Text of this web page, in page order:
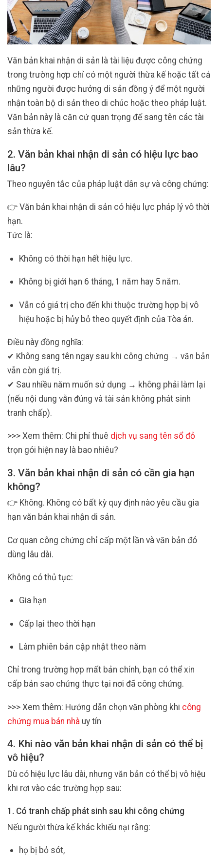
Văn bản khai nhận di sản là tài liệu được công chứng
trong trường hợp chỉ có một người thừa kế hoặc tất cả
những người được hưởng di sản đồng ý để một người
nhận toàn bộ di sản theo di chúc hoặc theo pháp luật.
Văn bản này là căn cứ quan trọng để sang tên các tài
sản thừa kế.
2. Văn bản khai nhận di sản có hiệu lực bao
lâu?
Theo nguyên tắc của pháp luật dân sự và công chứng:
👉 Văn bản khai nhận di sản có hiệu lực pháp lý vô thời
hạn.
Tức là:
Không có thời hạn hết hiệu lực.
Không bị giới hạn 6 tháng, 1 năm hay 5 năm.
Vẫn có giá trị cho đến khi thuộc trường hợp bị vô
hiệu hoặc bị hủy bỏ theo quyết định của Tòa án.
Điều này đồng nghĩa:
✔ Không sang tên ngay sau khi công chứng → văn bản
vẫn còn giá trị.
✔ Sau nhiều năm muốn sử dụng → không phải làm lại
(nếu nội dung vẫn đúng và tài sản không phát sinh
tranh chấp).
>>> Xem thêm: Chi phí thuê dịch vụ sang tên sổ đỏ
trọn gói hiện nay là bao nhiêu?
3. Văn bản khai nhận di sản có cần gia hạn
không?
👉 Không. Không có bất kỳ quy định nào yêu cầu gia
hạn văn bản khai nhận di sản.
Cơ quan công chứng chỉ cấp một lần và văn bản đó
dùng lâu dài.
Không có thủ tục:
Gia hạn
Cấp lại theo thời hạn
Làm phiên bản cập nhật theo năm
Chỉ trong trường hợp mất bản chính, bạn có thể xin
cấp bản sao chứng thực tại nơi đã công chứng.
>>> Xem thêm: Hướng dẫn chọn văn phòng khi công
chứng mua bán nhà uy tín
4. Khi nào văn bản khai nhận di sản có thể bị
vô hiệu?
Dù có hiệu lực lâu dài, nhưng văn bản có thể bị vô hiệu
khi rơi vào các trường hợp sau:
1. Có tranh chấp phát sinh sau khi công chứng
Nếu người thừa kế khác khiếu nại rằng:
họ bị bỏ sót,